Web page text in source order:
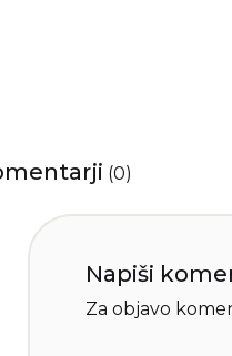
(0)
Napiši
Za objavo